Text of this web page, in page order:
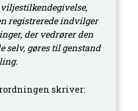
registrerede indvilger
der vedrører den
selv, gøres til genstand
skriver: